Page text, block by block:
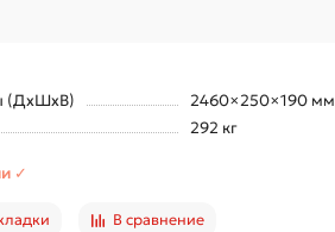
(ДхШхВ)
2460×250×190 мм
292 кг
✓
В сравнение